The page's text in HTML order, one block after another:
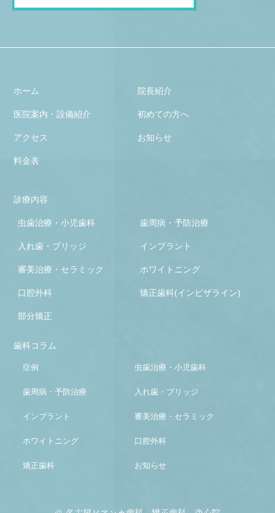
ホーム 院長紹介
医院案内・設備紹介 初めての方へ
アクセス お知らせ
料金表
診療内容
虫歯治療・小児歯科 歯周病・予防治療
入れ歯・ブリッジ インプラント
審美治療・セラミック ホワイトニング
口腔外科 矯正歯科(インビザライン)
部分矯正
歯科コラム
症例 虫歯治療・小児歯科
歯周病・予防治療 入れ歯・ブリッジ
インプラント 審美治療・セラミック
ホワイトニング 口腔外科
矯正歯科 お知らせ